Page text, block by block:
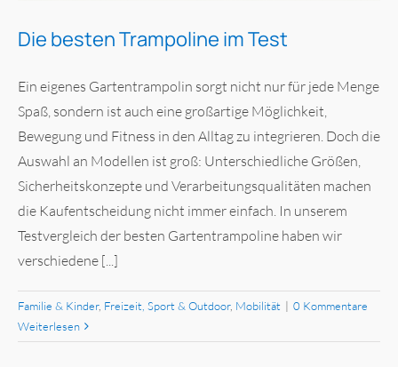
Die besten Trampoline im Test
Ein eigenes Gartentrampolin sorgt nicht nur für jede Menge
Spaß, sondern ist auch eine großartige Möglichkeit,
Bewegung und Fitness in den Alltag zu integrieren. Doch die
Auswahl an Modellen ist groß: Unterschiedliche Größen,
Sicherheitskonzepte und Verarbeitungsqualitäten machen
die Kaufentscheidung nicht immer einfach. In unserem
Testvergleich der besten Gartentrampoline haben wir
verschiedene [...]
Familie & Kinder, Freizeit, Sport & Outdoor, Mobilität | 0 Kommentare
Weiterlesen